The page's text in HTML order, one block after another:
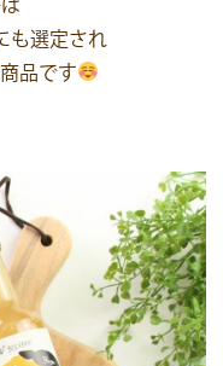
も選定され
品です